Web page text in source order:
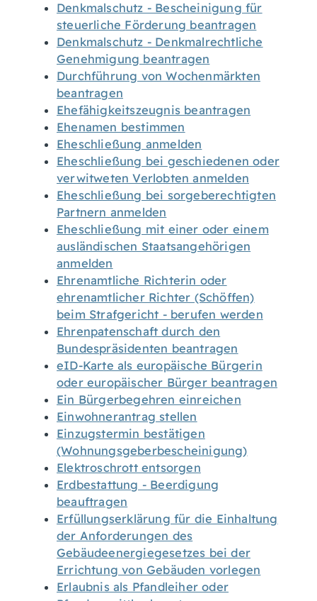
Denkmalschutz - Bescheinigung für
steuerliche Förderung beantragen
Denkmalschutz - Denkmalrechtliche
Genehmigung beantragen
Durchführung von Wochenmärkten
beantragen
Ehefähigkeitszeugnis beantragen
Ehenamen bestimmen
Eheschließung anmelden
Eheschließung bei geschiedenen oder
verwitweten Verlobten anmelden
Eheschließung bei sorgeberechtigten
Partnern anmelden
Eheschließung mit einer oder einem
ausländischen Staatsangehörigen
anmelden
Ehrenamtliche Richterin oder
ehrenamtlicher Richter (Schöffen)
beim Strafgericht - berufen werden
Ehrenpatenschaft durch den
Bundespräsidenten beantragen
eID-Karte als europäische Bürgerin
oder europäischer Bürger beantragen
Ein Bürgerbegehren einreichen
Einwohnerantrag stellen
Einzugstermin bestätigen
(Wohnungsgeberbescheinigung)
Elektroschrott entsorgen
Erdbestattung - Beerdigung
beauftragen
Erfüllungserklärung für die Einhaltung
der Anforderungen des
Gebäudeenergiegesetzes bei der
Errichtung von Gebäuden vorlegen
Erlaubnis als Pfandleiher oder